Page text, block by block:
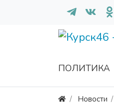
ПОЛИТИКА
Новости